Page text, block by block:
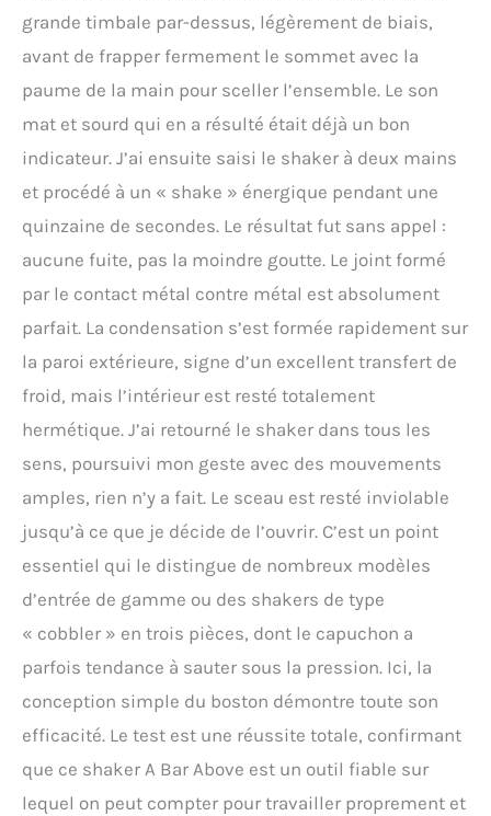
grande timbale par-dessus, légèrement de biais,
avant de frapper fermement le sommet avec la
paume de la main pour sceller l’ensemble. Le son
mat et sourd qui en a résulté était déjà un bon
indicateur. J’ai ensuite saisi le shaker à deux mains
et procédé à un « shake » énergique pendant une
quinzaine de secondes. Le résultat fut sans appel :
aucune fuite, pas la moindre goutte. Le joint formé
par le contact métal contre métal est absolument
parfait. La condensation s’est formée rapidement sur
la paroi extérieure, signe d’un excellent transfert de
froid, mais l’intérieur est resté totalement
hermétique. J’ai retourné le shaker dans tous les
sens, poursuivi mon geste avec des mouvements
amples, rien n’y a fait. Le sceau est resté inviolable
jusqu’à ce que je décide de l’ouvrir. C’est un point
essentiel qui le distingue de nombreux modèles
d’entrée de gamme ou des shakers de type
« cobbler » en trois pièces, dont le capuchon a
parfois tendance à sauter sous la pression. Ici, la
conception simple du boston démontre toute son
efficacité. Le test est une réussite totale, confirmant
que ce shaker A Bar Above est un outil fiable sur
lequel on peut compter pour travailler proprement et